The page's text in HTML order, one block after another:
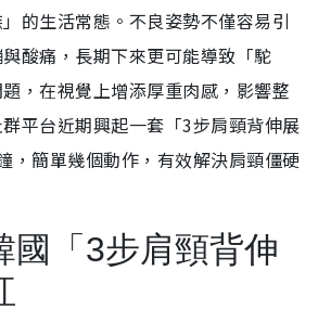
的生活常態。不良姿勢不僅容易引
酸痛，長期下來更可能導致「駝
，在視覺上增添厚重肉感，影響整
平台近期興起一套「3步肩頸背伸展
，簡單幾個動作，有效解決肩頸僵硬
國「3步肩頸背伸